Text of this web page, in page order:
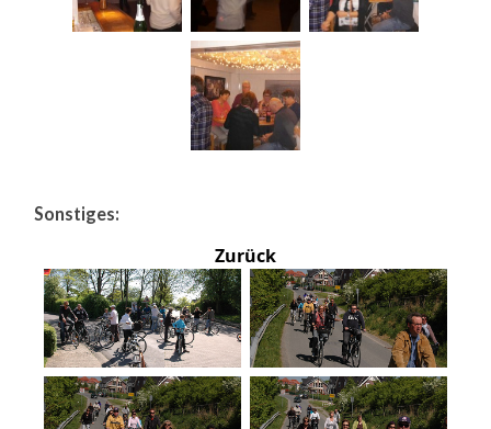
Sonstiges:
Zurück